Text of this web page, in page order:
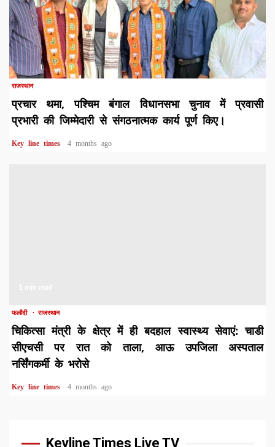
1 min read
राजस्थान
प्रचार थमा, पश्चिम बंगाल विधानसभा चुनाव में प्रवासी
प्रभारी की जिम्मेदारी से संगठनात्मक कार्य पूर्ण किए।
Key line times 4 months ago
फलौदी राजस्थान
चिकित्सा मंत्री के क्षेत्र में ही बदहाल स्वास्थ्य सेवाएं: चाडी
सीएचसी पर रात को ताला, आऊ उपजिला अस्पताल
नर्सिंगकर्मी के भरोसे
Key line times 4 months ago
Keyline Times Live TV